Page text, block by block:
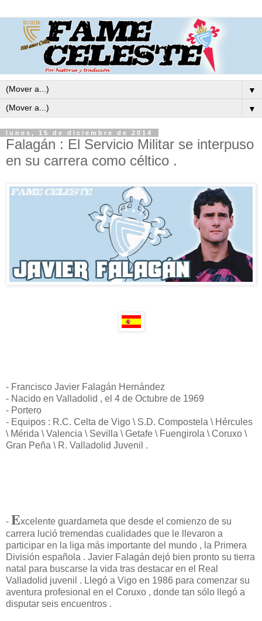
▼
▼
lunes, 15 de diciembre de 2014
Falagán : El Servicio Militar se interpuso
en su carrera como céltico .
- Francisco Javier Falagán Hernández
- Nacido en Valladolid , el 4 de Octubre de 1969
- Portero
- Equipos : R.C. Celta de Vigo \ S.D. Compostela \ Hércules
\ Mérida \ Valencia \ Sevilla \ Getafe \ Fuengirola \ Coruxo \
Gran Peña \ R. Valladolid Juvenil .
- Excelente guardameta que desde el comienzo de su
carrera lució tremendas cualidades que le llevaron a
participar en la liga más importante del mundo , la Primera
División española . Javier Falagán dejó bien pronto su tierra
natal para buscarse la vida tras destacar en el Real
Valladolid juvenil . Llegó a Vigo en 1986 para comenzar su
aventura profesional en el Coruxo , donde tan sólo llegó a
disputar seis encuentros .